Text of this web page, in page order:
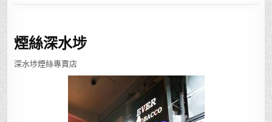
煙絲深水埗
深水埗煙絲專賣店